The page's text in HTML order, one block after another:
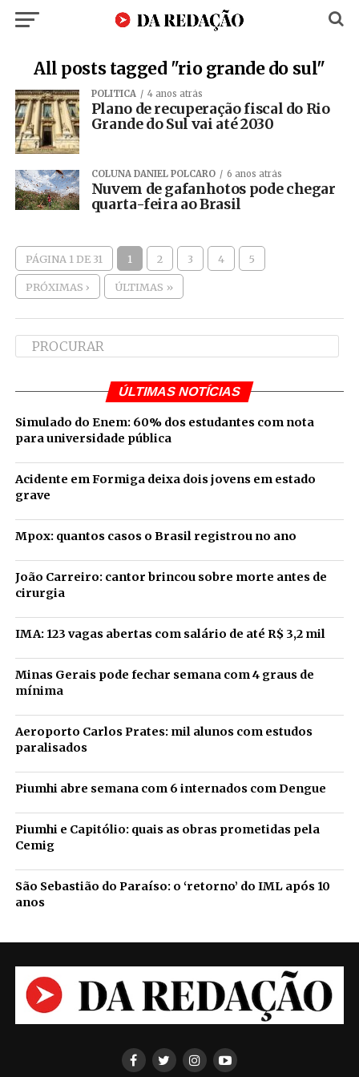
All posts tagged "rio grande do sul"
POLÍTICA 4 anos atrás
Plano de recuperação fiscal do Rio
Grande do Sul vai até 2030
COLUNA DANIEL POLCARO 6 anos atrás
Nuvem de gafanhotos pode chegar
quarta-feira ao Brasil
PÁGINA 1 DE 31 1 2 3 4 5
PRÓXIMAS › ÚLTIMAS »
ÚLTIMAS NOTÍCIAS
Simulado do Enem: 60% dos estudantes com nota
para universidade pública
Acidente em Formiga deixa dois jovens em estado
grave
Mpox: quantos casos o Brasil registrou no ano
João Carreiro: cantor brincou sobre morte antes de
cirurgia
IMA: 123 vagas abertas com salário de até R$ 3,2 mil
Minas Gerais pode fechar semana com 4 graus de
mínima
Aeroporto Carlos Prates: mil alunos com estudos
paralisados
Piumhi abre semana com 6 internados com Dengue
Piumhi e Capitólio: quais as obras prometidas pela
Cemig
São Sebastião do Paraíso: o ‘retorno’ do IML após 10
anos